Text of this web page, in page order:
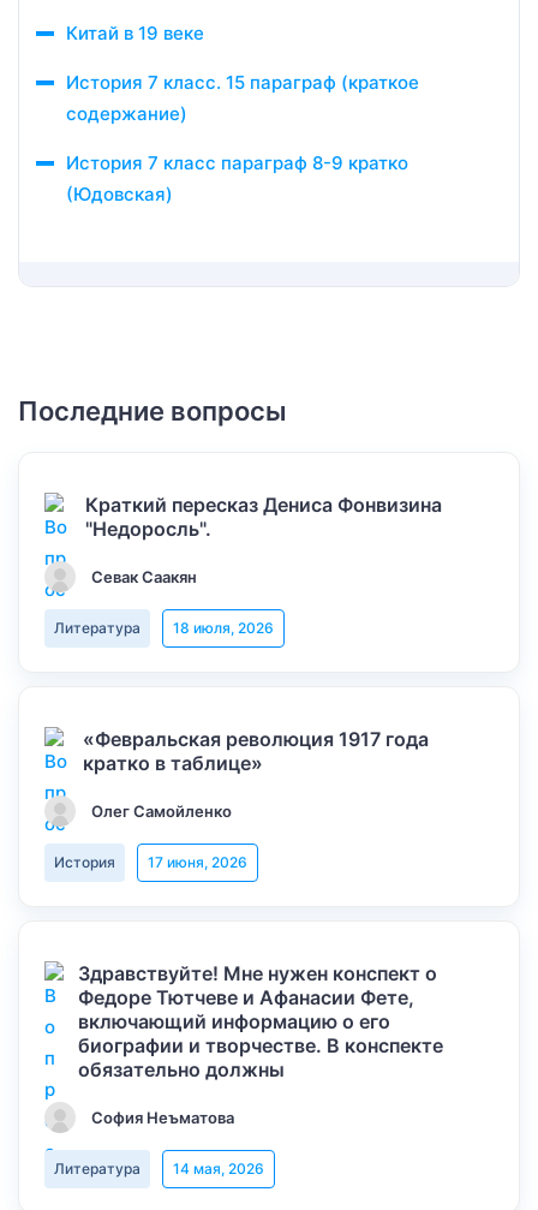
Китай в 19 веке
История 7 класс. 15 параграф (краткое
содержание)
История 7 класс параграф 8-9 кратко
(Юдовская)
Последние вопросы
Краткий пересказ Дениса Фонвизина
"Недоросль".
Севак Саакян
Литература 18 июля, 2026
«Февральская революция 1917 года
кратко в таблице»
Олег Самойленко
История 17 июня, 2026
Здравствуйте! Мне нужен конспект о
Федоре Тютчеве и Афанасии Фете,
включающий информацию о его
биографии и творчестве. В конспекте
обязательно должны
София Неъматова
Литература 14 мая, 2026